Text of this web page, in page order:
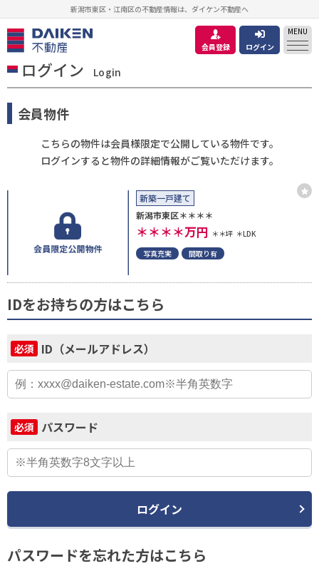
新潟市東区・江南区の不動産情報は、ダイケン不動産へ
会員登録 ログイン
MENU
ログイン Login
会員物件
こちらの物件は会員様限定で公開している物件です。
ログインすると物件の詳細情報がご覧いただけます。
新築一戸建て
新潟市東区＊＊＊＊
＊＊＊＊万円 ＊＊坪 ＊LDK
写真充実
間取り有
IDをお持ちの方はこちら
必須 ID（メールアドレス）
必須 パスワード
ログイン
パスワードを忘れた方はこちら